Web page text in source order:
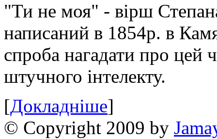
"Ти не моя" - вірш
написаний в 1854р. в
спроба нагадати про цей
штучного інтелекту.
[Докладніше]
© Copyright 2009 by